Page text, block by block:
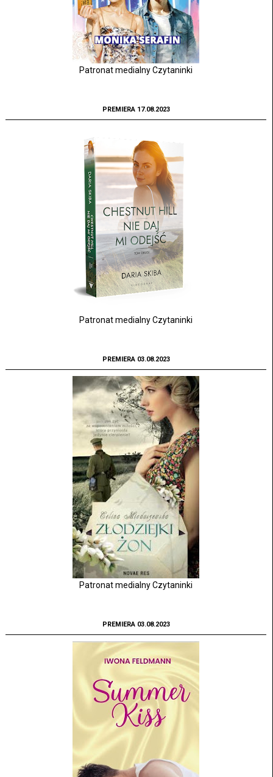
Patronat medialny Czytaninki
PREMIERA 17.08.2023
Patronat medialny Czytaninki
PREMIERA 03.08.2023
Patronat medialny Czytaninki
PREMIERA 03.08.2023